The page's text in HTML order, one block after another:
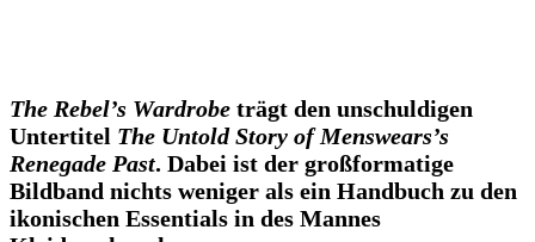
The Rebel’s Wardrobe trägt den unschuldigen
Untertitel The Untold Story of Menswears’s
Renegade Past. Dabei ist der großformatige
Bildband nichts weniger als ein Handbuch zu den
ikonischen Essentials in des Mannes